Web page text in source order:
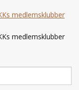
medlemsklubber
medlemsklubber